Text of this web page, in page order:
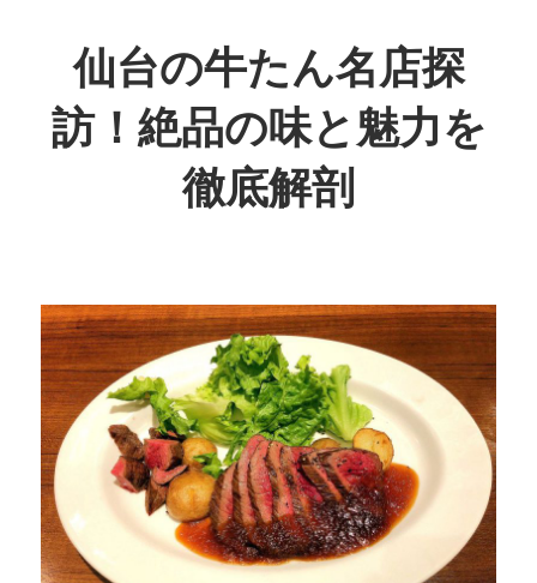
ン
ツ
プ
仙台の牛たん名店探
訪！絶品の味と魅力を
徹底解剖
の
肉
質
が
魅
了
す
る、